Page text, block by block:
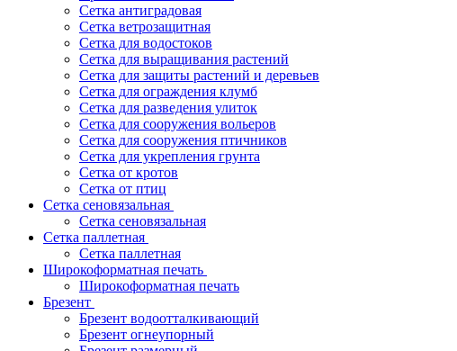
Сетка антиградовая
Сетка ветрозащитная
Сетка для водостоков
Сетка для выращивания растений
Сетка для защиты растений и деревьев
Сетка для ограждения клумб
Сетка для разведения улиток
Сетка для сооружения вольеров
Сетка для сооружения птичников
Сетка для укрепления грунта
Сетка от кротов
Сетка от птиц
Сетка сеновязальная
Сетка сеновязальная
Сетка паллетная
Сетка паллетная
Широкоформатная печать
Широкоформатная печать
Брезент
Брезент водоотталкивающий
Брезент огнеупорный